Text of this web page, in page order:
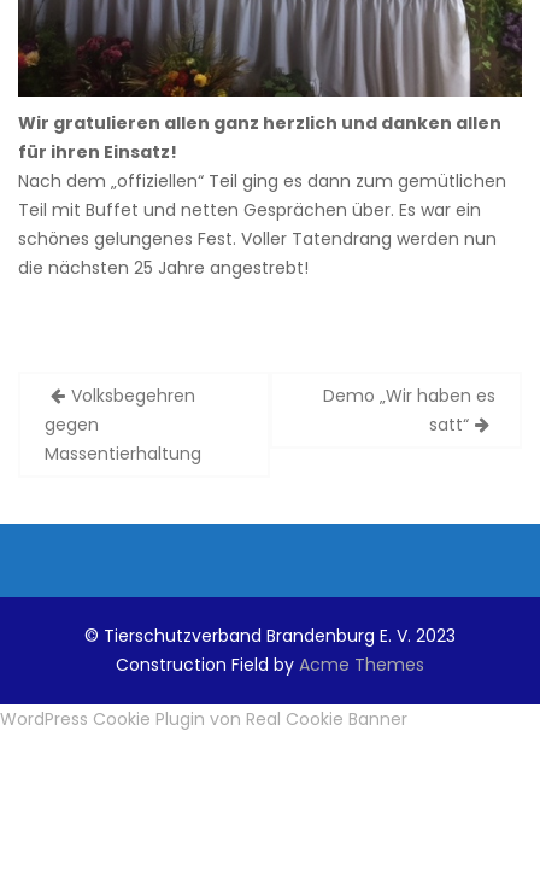
Wir gratulieren allen ganz herzlich und danken allen
für ihren Einsatz!
Nach dem „offiziellen“ Teil ging es dann zum gemütlichen
Teil mit Buffet und netten Gesprächen über. Es war ein
schönes gelungenes Fest. Voller Tatendrang werden nun
die nächsten 25 Jahre angestrebt!
t
a
n
a
Volksbegehren
gegen
Massentierhaltung
Demo „Wir haben es
satt“
© Tierschutzverband Brandenburg E. V. 2023
Construction Field by Acme Themes
WordPress Cookie Plugin von Real Cookie Banner